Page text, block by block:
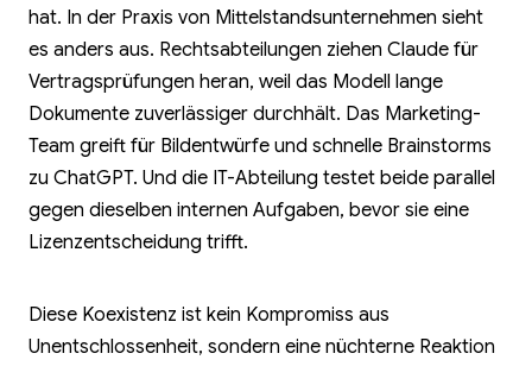
hat. In der Praxis von Mittelstandsunternehmen sieht
es anders aus. Rechtsabteilungen ziehen Claude für
Vertragsprüfungen heran, weil das Modell lange
Dokumente zuverlässiger durchhält. Das Marketing-
Team greift für Bildentwürfe und schnelle Brainstorms
zu ChatGPT. Und die IT-Abteilung testet beide parallel
gegen dieselben internen Aufgaben, bevor sie eine
Lizenzentscheidung trifft.
Diese Koexistenz ist kein Kompromiss aus
Unentschlossenheit, sondern eine nüchterne Reaktion